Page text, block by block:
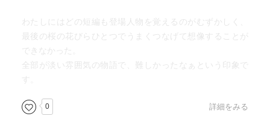
わたしにはどの短編も登場人物を覚えるのがむずかしく、
最後の桜の花びらひとつでうまくつなげて想像することが
できなかった。
全部が淡い雰囲気の物語で、難しかったなぁという印象で
す。
0 詳細をみる